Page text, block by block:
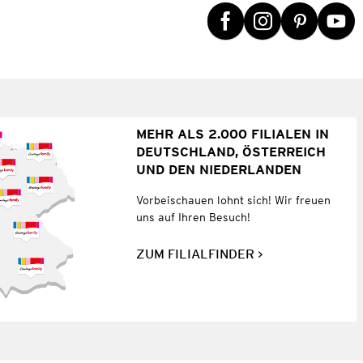
MEHR ALS 2.000 FILIALEN IN
DEUTSCHLAND, ÖSTERREICH
UND DEN NIEDERLANDEN
Vorbeischauen lohnt sich! Wir freuen
uns auf Ihren Besuch!
ZUM FILIALFINDER